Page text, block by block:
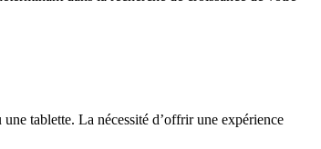
tablette. La nécessité d’offrir une expérience